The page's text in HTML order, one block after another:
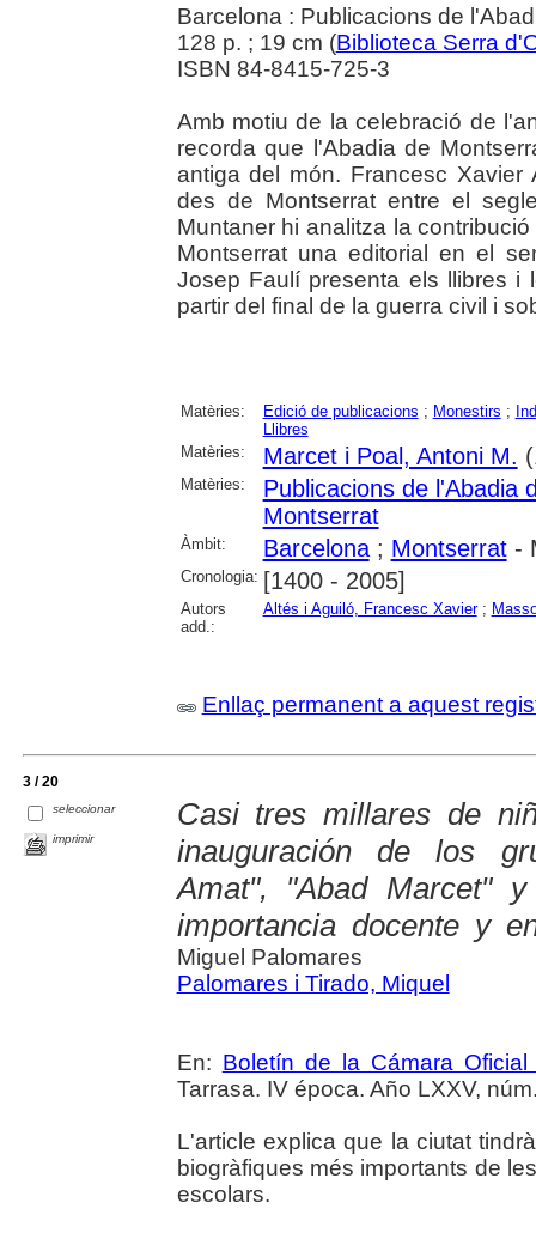
Barcelona : Publicacions de
128 p. ; 19 cm (Biblioteca Serra
ISBN 84-8415-725-3
Amb motiu de la celebració de
recorda que l'Abadia de
antiga del món. Francesc
des de Montserrat entre el
Muntaner hi analitza la
Montserrat una editorial en el
Josep Faulí presenta els llibres i
partir del final de la guerra civil i
Matèries: Edició de publicacions ; Monestirs ;
Llibres
Matèries:
Marcet i Poal, Antoni M.
Matèries:
Publicacions de l'Abadia
Montserrat
Àmbit: Barcelona; Montserrat-
Cronologia: [1400 - 2005]
Autors
add.:
Altés i Aguiló, Francesc Xavier;
Enllaç permanent a aquest
3 / 20
seleccionar
imprimir
Casi tres millares de
inauguración de los
Amat", "Abad Marcet"
importancia docente y
Miguel Palomares
Palomares i Tirado, Miquel
En: Boletín de la Cámara
Tarrasa. IV época. Año LXXV,
L'article explica que la ciutat
biogràfiques més importants de
escolars.